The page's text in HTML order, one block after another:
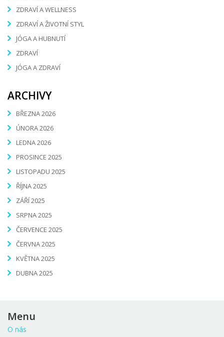
ZDRAVÍ A WELLNESS
ZDRAVÍ A ŽIVOTNÍ STYL
JÓGA A HUBNUTÍ
ZDRAVÍ
JÓGA A ZDRAVÍ
ARCHIVY
BŘEZNA 2026
ÚNORA 2026
LEDNA 2026
PROSINCE 2025
LISTOPADU 2025
ŘÍJNA 2025
ZÁŘÍ 2025
SRPNA 2025
ČERVENCE 2025
ČERVNA 2025
KVĚTNA 2025
DUBNA 2025
Menu
O nás